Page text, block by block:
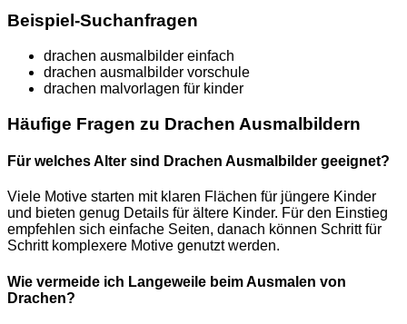
Beispiel-Suchanfragen
drachen ausmalbilder einfach
drachen ausmalbilder vorschule
drachen malvorlagen für kinder
Häufige Fragen zu Drachen Ausmalbildern
Für welches Alter sind Drachen Ausmalbilder geeignet?
Viele Motive starten mit klaren Flächen für jüngere Kinder
und bieten genug Details für ältere Kinder. Für den Einstieg
empfehlen sich einfache Seiten, danach können Schritt für
Schritt komplexere Motive genutzt werden.
Wie vermeide ich Langeweile beim Ausmalen von
Drachen?